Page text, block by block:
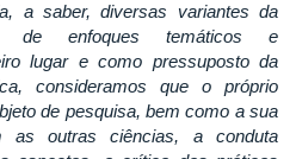
a saber, diversas variantes da
de enfoques temáticos e
lugar e como pressuposto da
consideramos que o próprio
de pesquisa, bem como a sua
as outras ciências, a conduta